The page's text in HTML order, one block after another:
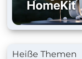
Heiße Themen